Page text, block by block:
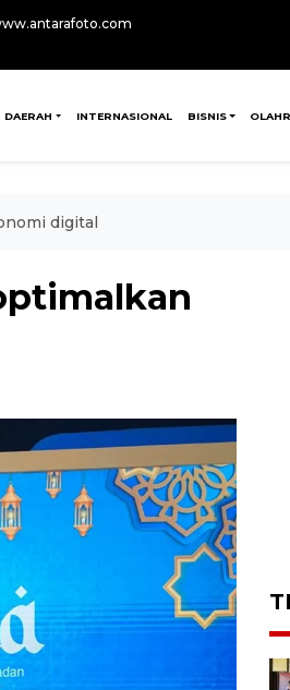
DAERAH INTERNASIONAL BISNIS
digital